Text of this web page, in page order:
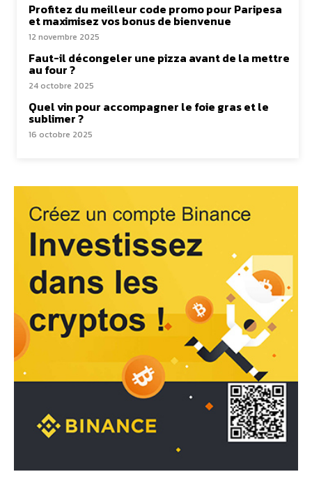
Profitez du meilleur code promo pour Paripesa
et maximisez vos bonus de bienvenue
12 novembre 2025
Faut-il décongeler une pizza avant de la mettre
au four ?
24 octobre 2025
Quel vin pour accompagner le foie gras et le
sublimer ?
16 octobre 2025